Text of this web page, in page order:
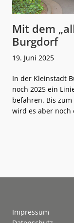
Mit dem
Burgdorf
19. Juni 2025
In der Kleinstadt
noch 2025 ein
befahren. Bis
wird es aber noch
Impressum